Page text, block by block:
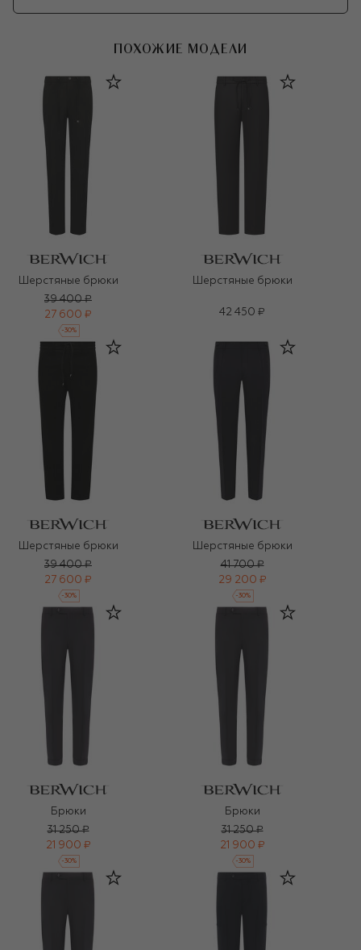
ПОХОЖИЕ МОДЕЛИ
Шерстяные брюки
39 400 ₽
27 600 ₽
-30%
Шерстяные брюки
42 450 ₽
Шерстяные брюки
39 400 ₽
27 600 ₽
-30%
Шерстяные брюки
41 700 ₽
29 200 ₽
-30%
Брюки
31 250 ₽
21 900 ₽
-30%
Брюки
31 250 ₽
21 900 ₽
-30%